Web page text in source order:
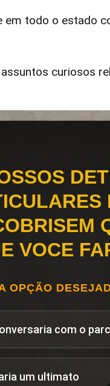
em todo o estado
curiosos
VOCE
OPÇÃO
com o
um ultimato